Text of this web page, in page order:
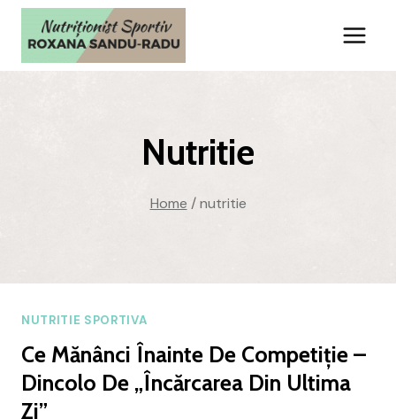
Skip
content
Nutritie
Home / nutritie
NUTRITIE SPORTIVA
Ce Mănânci Înainte De Competiție –
Dincolo De „încărcarea Din Ultima
Zi”